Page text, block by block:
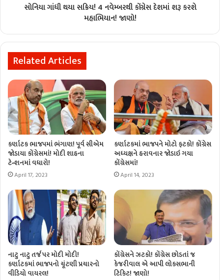
સોનિયા ગાંધી થયા સક્રિય! 4 નવેમ્બરથી કોંગ્રેસ દેશમાં શરૂ કરશે
મહાભિયાન! જાણો!
Related Articles
કર્ણાટક ભાજપમાં ભંગાણ! પૂર્વ સીએમ
જોડાયા કોંગ્રેસમાં! મોદી શાહના
ટેન્શનમાં વધારો!
April 17, 2023
કર્ણાટકમાં ભાજપને મોટો ફટકો! કોંગ્રેસ
અધ્યક્ષને હરાવનાર જોડાઇ ગયા
કોંગ્રેસમાં!
April 14, 2023
નાટુ નાટુ તર્જ પર મોદી મોદી!
કર્ણાટકમાં ભાજપનો ચૂંટણી પ્રચારનો
વીડિયો વાયરલ!
કોંગ્રેસને ઝટકો! કોંગ્રેસ છોડતાં જ
કેજરીવાલ એ આપી લોકસભાની
ટિકિટ! જાણો!